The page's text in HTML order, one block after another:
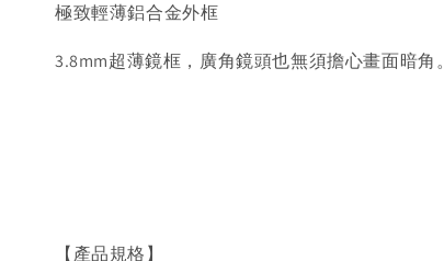
極致輕薄鋁合金外框
3.8mm超薄鏡框，廣角鏡頭也無須擔心畫面暗角。
【產品規格】